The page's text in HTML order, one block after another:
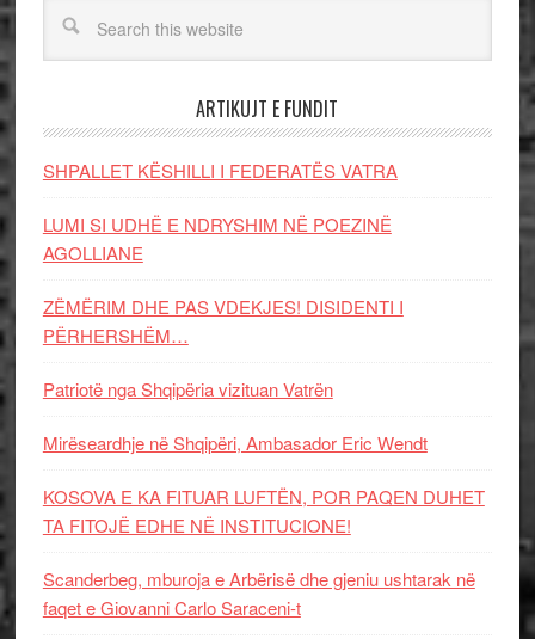
ARTIKUJT E FUNDIT
SHPALLET KËSHILLI I FEDERATËS VATRA
LUMI SI UDHË E NDRYSHIM NË POEZINË
AGOLLIANE
ZËMËRIM DHE PAS VDEKJES! DISIDENTI I
PËRHERSHËM…
Patriotë nga Shqipëria vizituan Vatrën
Mirëseardhje në Shqipëri, Ambasador Eric Wendt
KOSOVA E KA FITUAR LUFTËN, POR PAQEN DUHET
TA FITOJË EDHE NË INSTITUCIONE!
Scanderbeg, mburoja e Arbërisë dhe gjeniu ushtarak në
faqet e Giovanni Carlo Saraceni-t